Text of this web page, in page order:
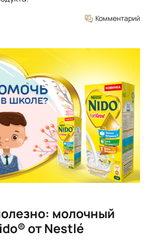
Комментарий
молочный
от Nestlé